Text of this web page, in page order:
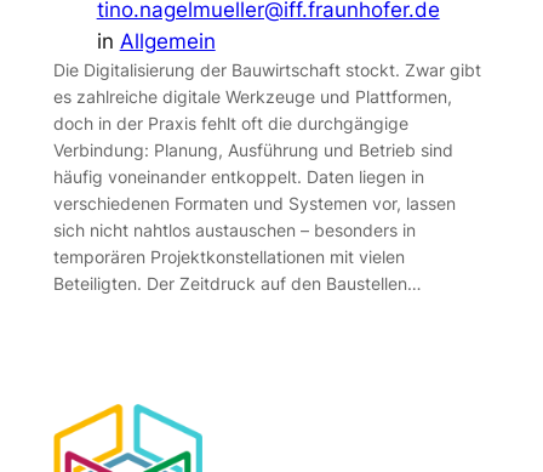
tino.nagelmueller@iff.fraunhofer.de
in Allgemein
Die Digitalisierung der Bauwirtschaft stockt. Zwar gibt
es zahlreiche digitale Werkzeuge und Plattformen,
doch in der Praxis fehlt oft die durchgängige
Verbindung: Planung, Ausführung und Betrieb sind
häufig voneinander entkoppelt. Daten liegen in
verschiedenen Formaten und Systemen vor, lassen
sich nicht nahtlos austauschen – besonders in
temporären Projektkonstellationen mit vielen
Beteiligten. Der Zeitdruck auf den Baustellen…